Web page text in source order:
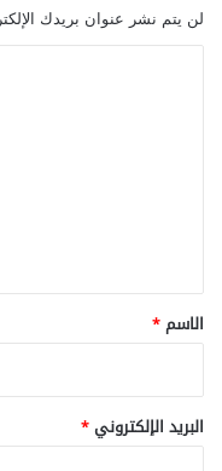
ن
ص
ي
ة
لن يتم نشر عنوان بريدك
*
الاسم*
البريد الإلكتروني*